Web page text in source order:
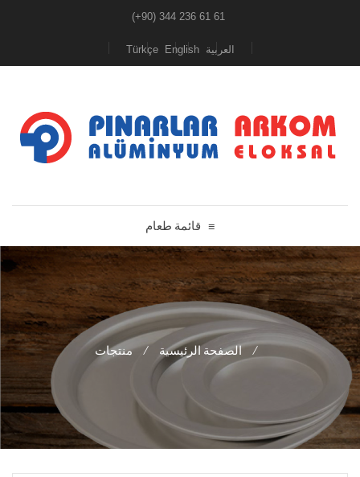
(+90) 344 236 61 61
Türkçe English العربية
≡
الصفحة الرئيسية / منتجات /